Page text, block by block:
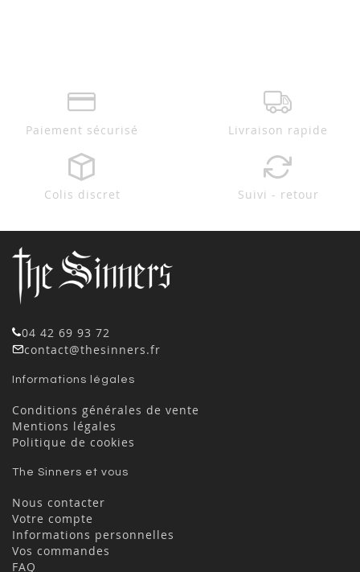
Paiement sécurisé Livraison rapide
Colis discret Suivi - retour
04 42 69 93 72
contact@thesinners.fr
Informations légales
Conditions générales de vente
Mentions légales
Politique de cookies
The Sinners et vous
Nous contacter
Votre compte
Informations personnelles
Vos commandes
FAQ